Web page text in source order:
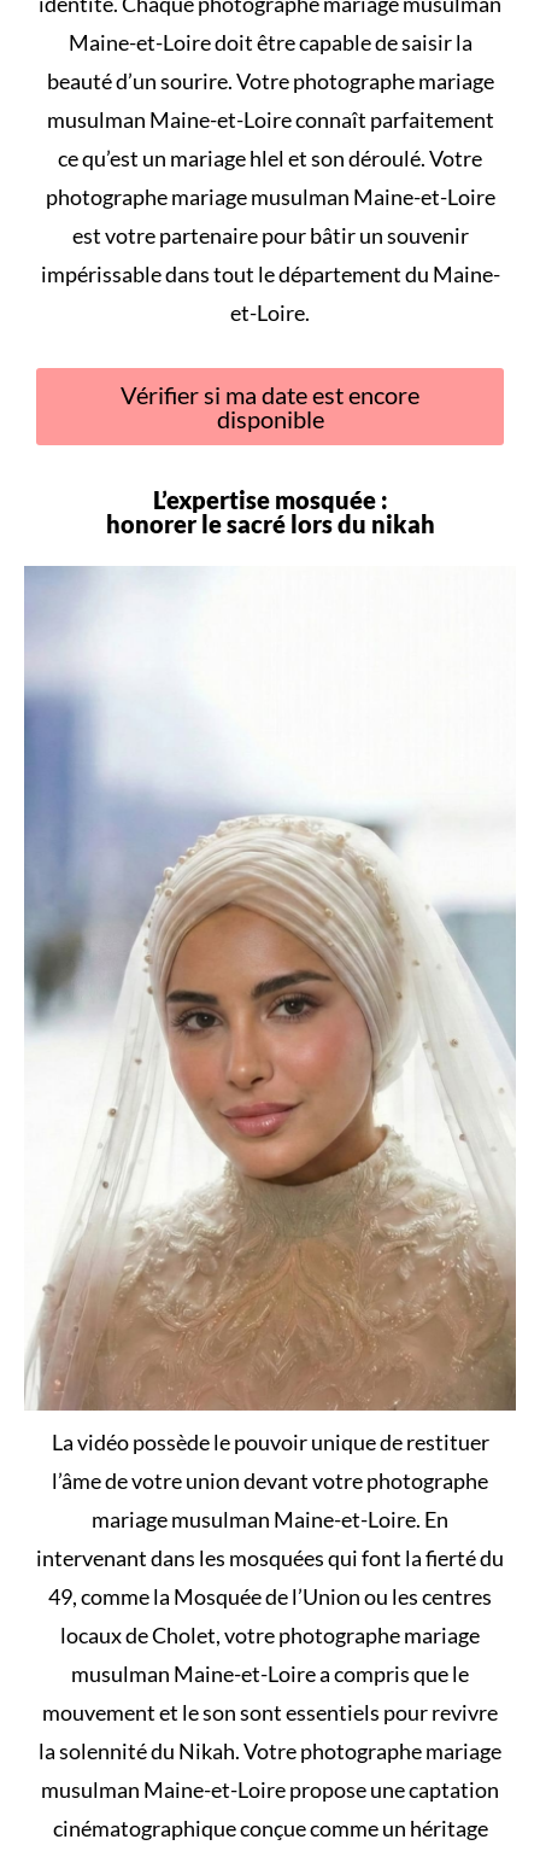
Maine-et-Loire doit être capable de saisir la
beauté d’un sourire. Votre photographe mariage
musulman Maine-et-Loire connaît parfaitement
ce qu’est un mariage hlel et son déroulé. Votre
photographe mariage musulman Maine-et-Loire
est votre partenaire pour bâtir un souvenir
impérissable dans tout le département du Maine-
et-Loire.
Vérifier si ma date est encore
disponible
L’expertise mosquée :
honorer le sacré lors du nikah
La vidéo possède le pouvoir unique de restituer
l’âme de votre union devant votre photographe
mariage musulman Maine-et-Loire. En
intervenant dans les mosquées qui font la fierté du
49, comme la Mosquée de l’Union ou les centres
locaux de Cholet, votre photographe mariage
musulman Maine-et-Loire a compris que le
mouvement et le son sont essentiels pour revivre
la solennité du Nikah. Votre photographe mariage
musulman Maine-et-Loire propose une captation
cinématographique conçue comme un héritage